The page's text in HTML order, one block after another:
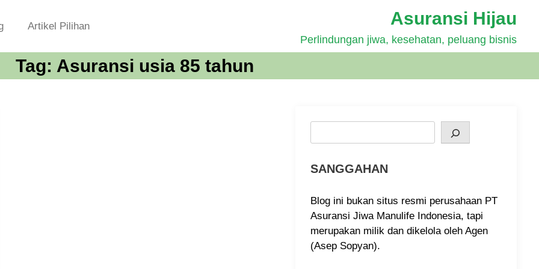
Asuransi Hijau
Perlindungan jiwa, kesehatan, peluang bisnis
Artikel Pilihan
Tag: Asuransi usia 85 tahun
SANGGAHAN
Blog ini bukan situs resmi perusahaan PT
Asuransi Jiwa Manulife Indonesia, tapi
merupakan milik dan dikelola oleh Agen
(Asep Sopyan).